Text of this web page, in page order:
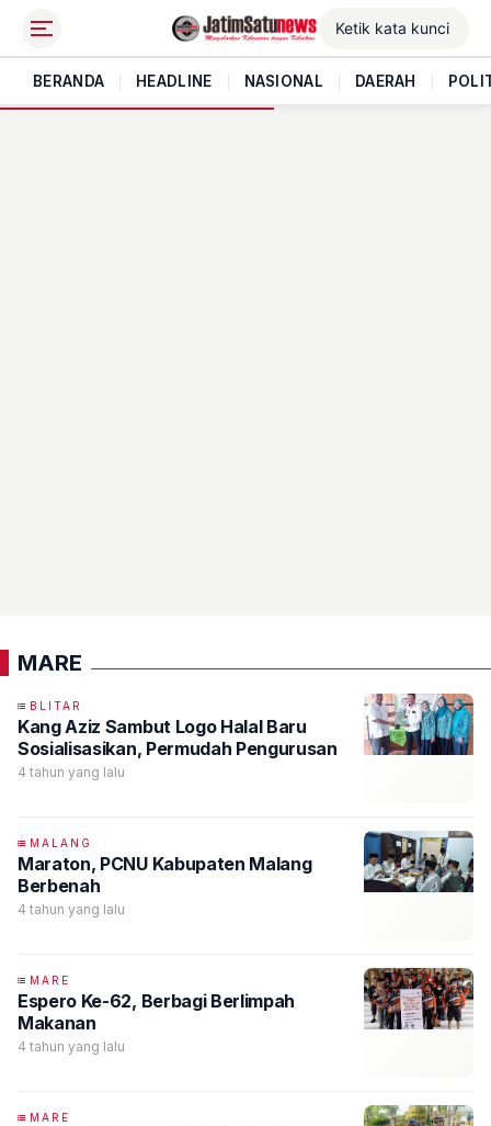
BERANDA HEADLINE NASIONAL DAERAH
MARE
BLITAR
Kang Aziz Sambut Logo Halal Baru
Sosialisasikan, Permudah Pengurusan
4 tahun yang lalu
MALANG
Maraton, PCNU Kabupaten Malang
Berbenah
4 tahun yang lalu
MARE
Espero Ke-62, Berbagi Berlimpah
Makanan
4 tahun yang lalu
MARE